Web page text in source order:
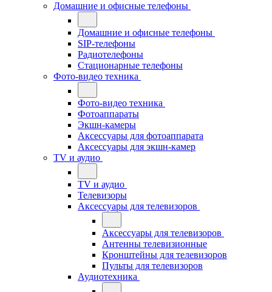
Домашние и офисные телефоны
Домашние и офисные телефоны
SIP-телефоны
Радиотелефоны
Стационарные телефоны
Фото-видео техника
Фото-видео техника
Фотоаппараты
Экшн-камеры
Аксессуары для фотоаппарата
Аксессуары для экшн-камер
TV и аудио
TV и аудио
Телевизоры
Аксессуары для телевизоров
Аксессуары для телевизоров
Антенны телевизионные
Кронштейны для телевизоров
Пульты для телевизоров
Аудиотехника